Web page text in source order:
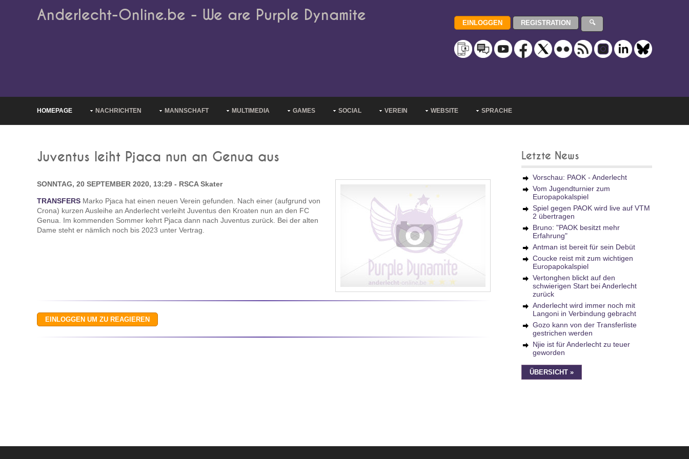
Anderlecht-Online.be - We are Purple Dynamite
HOMEPAGE NACHRICHTEN MANNSCHAFT MULTIMEDIA GAMES SOCIAL VEREIN WEBSITE SPRACHE
Juventus leiht Pjaca nun an Genua aus
SONNTAG, 20 SEPTEMBER 2020, 13:29 - RSCA Skater
TRANSFERS Marko Pjaca hat einen neuen Verein gefunden. Nach einer (aufgrund von
Crona) kurzen Ausleihe an Anderlecht verleiht Juventus den Kroaten nun an den FC
Genua. Im kommenden Sommer kehrt Pjaca dann nach Juventus zurück. Bei der alten
Dame steht er nämlich noch bis 2023 unter Vertrag.
Letzte News
Vorschau: PAOK - Anderlecht
Vom Jugendturnier zum
Europapokalspiel
Spiel gegen PAOK wird live auf VTM
2 übertragen
Bruno: "PAOK besitzt mehr
Erfahrung"
Antman ist bereit für sein Debüt
Coucke reist mit zum wichtigen
Europapokalspiel
Vertonghen blickt auf den
schwierigen Start bei Anderlecht
zurück
Anderlecht wird immer noch mit
Langoni in Verbindung gebracht
Gozo kann von der Transferliste
gestrichen werden
Njie ist für Anderlecht zu teuer
geworden
ÜBERSICHT »